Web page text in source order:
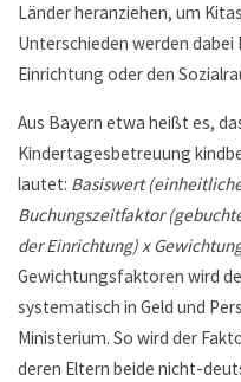
Länder heranziehen, um
Unterschieden werden dabei
Einrichtung oder den
Aus Bayern etwa heißt es,
Kindertagesbetreuung
lautet: Basiswert
Buchungszeitfaktor
der Einrichtung) x
Gewichtungsfaktoren wird
systematisch in Geld und
Ministerium. So wird der
deren Eltern beide nicht-